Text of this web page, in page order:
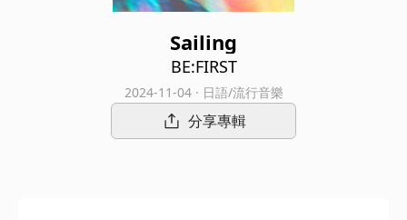
Sailing
BE:FIRST
2024-11-04 · 日語/流行音樂
分享專輯